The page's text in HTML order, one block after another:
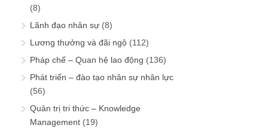
(8)
Lãnh đạo nhân sự (8)
Lương thưởng và đãi ngộ (112)
Pháp chế – Quan hệ lao động (136)
Phát triển – đào tạo nhân sự nhân lực
(56)
Quản trị tri thức – Knowledge
Management (19)